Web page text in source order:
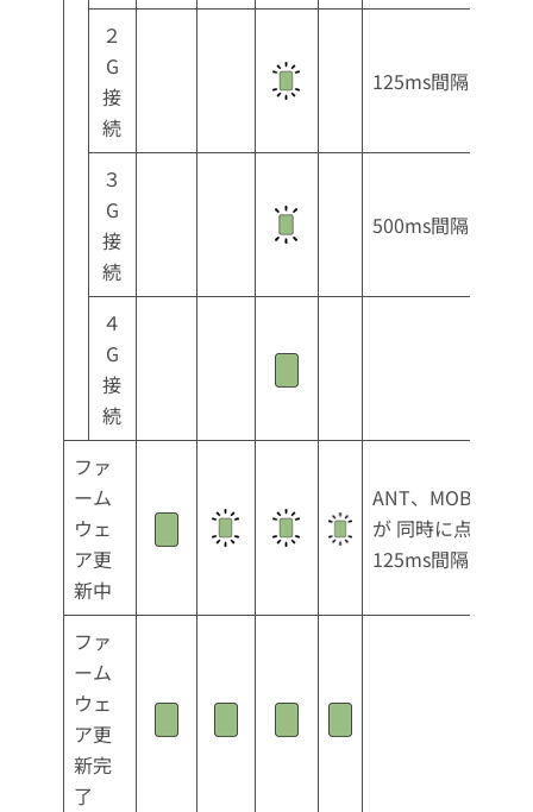
２
G
接
続
125ms間隔
３
G
接
続
500ms間隔
４
G
接
続
ファ
ーム
ウェ
ア更
新中
ANT、MOB、ST
が 同時に点滅
125ms間隔
ファ
ーム
ウェ
ア更
新完
了